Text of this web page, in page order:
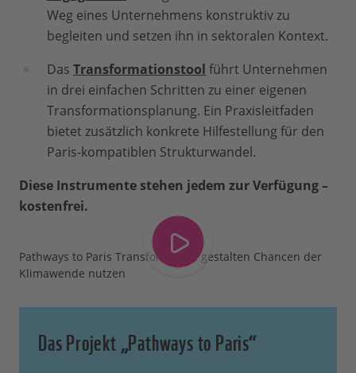
Weg eines Unternehmens konstruktiv zu
begleiten und setzen ihn in sektoralen Kontext.
Das Transformationstool führt Unternehmen
in drei einfachen Schritten zu einer eigenen
Transformationsplanung. Ein Praxisleitfaden
bietet zusätzlich konkrete Hilfestellung für den
Paris-kompatiblen Strukturwandel.
Diese Instrumente stehen jedem zur Verfügung –
kostenfrei.
Pathways to Paris Transformation gestalten Chancen der
Klimawende nutzen
Das Projekt „Pathways to Paris“